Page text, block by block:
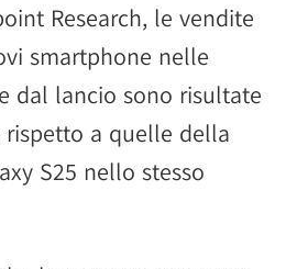
Research, le vendite
smartphone nelle
dal lancio sono risultate
rispetto a quelle della
S25 nello stesso